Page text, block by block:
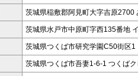
茨城県稲敷郡阿見町大字吉原2700
茨城県水戸市中原町字西135番地
茨城県つくば市研究学園C50街区1
茨城県つくば市吾妻1-6-1 つくばク